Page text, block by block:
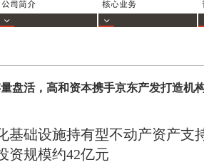
盘活，高和资本携手京东产发打造机
基础设施持有型不动产资产支
资规模约42亿元